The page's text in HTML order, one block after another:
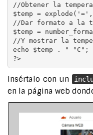
//Obtener la
$temp =
//Dar formato a la
$temp =
//Y mostrar la
echo $temp . " °C";
?>
Insértalo con un
en la página web